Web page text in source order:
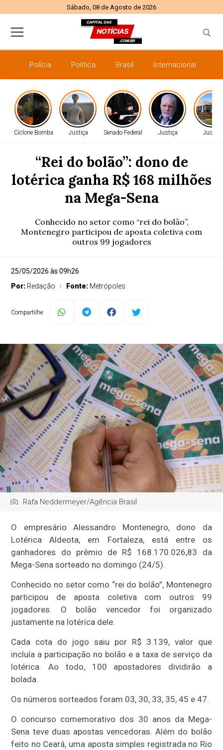
Sábado, 08 de Agosto de 2026
Polícia Política Brasil Internacional
Ciclone Bomba Justiça Senado Federal Justiça Justiça
“Rei do bolão”: dono de
lotérica ganha R$ 168 milhões
na Mega-Sena
Conhecido no setor como “rei do bolão”,
Montenegro participou de aposta coletiva com
outros 99 jogadores
25/05/2026 às 09h26
Por: Redação Fonte: Metrópoles
Compartilhe:
Rafa Neddermeyer/Agência Brasil
O empresário Alessandro Montenegro, dono da
Lotérica Aldeota, em Fortaleza, está entre os
ganhadores do prêmio de R$ 168.170.026,83 da
Mega-Sena sorteado no domingo (24/5).
Conhecido no setor como “rei do bolão”, Montenegro
participou de aposta coletiva com outros 99
jogadores. O bolão vencedor foi organizado
justamente na lotérica dele.
Cada cota do jogo saiu por R$ 3.139, valor que
incluía a participação no bolão e a taxa de serviço da
lotérica. Ao todo, 100 apostadores dividirão a
bolada.
Os números sorteados foram 03, 30, 33, 35, 45 e 47.
O concurso comemorativo dos 30 anos da Mega-
Sena teve duas apostas vencedoras. Além do bolão
feito no Ceará, uma aposta simples registrada no Rio